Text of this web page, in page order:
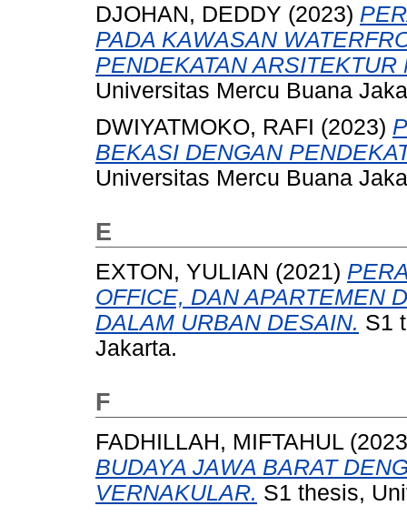
DJOHAN, DEDDY (2023)
PADA KAWASAN
PENDEKATAN
Universitas Mercu Buana
DWIYATMOKO, RAFI (2023)
BEKASI DENGAN
Universitas Mercu Buana
E
EXTON, YULIAN (2021)
OFFICE, DAN APARTEMEN
DALAM URBAN DESAIN. S1
Jakarta.
F
FADHILLAH, MIFTAHUL
BUDAYA JAWA BARAT
VERNAKULAR. S1 thesis,